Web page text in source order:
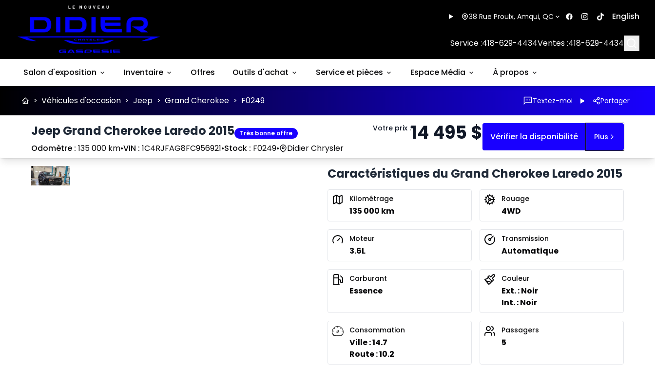
38 Rue Proulx, Amqui, QC English
Service :418-629-4434Ventes :418-629-4434
Salon d'exposition Inventaire Offres Outils d'achat Service et pièces Espace Média À propos
> Véhicules d'occasion > Jeep > Grand Cherokee > F0249 Textez-moi Partager
Jeep Grand Cherokee Laredo 2015 Très bonne offre
Odomètre : 135 000 km•VIN : 1C4RJFAG8FC956921•Stock : F0249• Didier Chrysler
Votre prix :14 495 $ Vérifier la disponibilité Plus
ArrêterPrécédent
Suivant
Caractéristiques du Grand Cherokee Laredo 2015
Kilométrage
135 000 km
Rouage
4WD
Moteur
3.6L
Transmission
Automatique
Carburant
Essence
Couleur
Ext. : Noir
Int. : Noir
Consommation
Ville : 14.7
Route : 10.2
Passagers
5